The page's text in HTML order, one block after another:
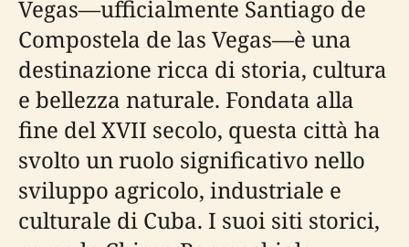
Vegas—ufficialmente Santiago de
Compostela de las Vegas—è una
destinazione ricca di storia, cultura
e bellezza naturale. Fondata alla
fine del XVII secolo, questa città ha
svolto un ruolo significativo nello
sviluppo agricolo, industriale e
culturale di Cuba. I suoi siti storici,